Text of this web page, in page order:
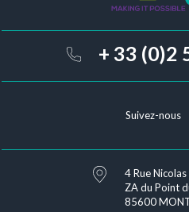
+ 33 (0)2
Suivez-nous
4 Rue
ZA du Point
85600